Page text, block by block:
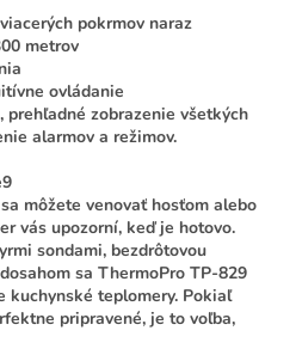
pokrmov naraz
metrov
ovládanie
zobrazenie všetkých
alarmov a režimov.
9
môžete venovať hosťom alebo
vás upozorní, keď je hotovo.
sondami, bezdrôtovou
sa ThermoPro TP-829
kuchynské teplomery. Pokiaľ
pripravené, je to voľba,